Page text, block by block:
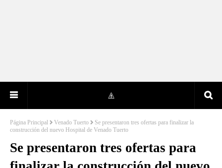
Página Principal Venado Tuerto
Se presentaron tres ofertas para finalizar la
construcción del nuevo Hospital de Venado Tuerto
Se presentaron tres ofertas para